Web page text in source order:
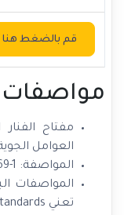
قم بالضغط هنا
مواصفات
العوامل الجوية, 20 أمبير, مفتاح ثنائي, تركيب
المواصفة: BS EN 60669-1
تعني British Standards، أي المعايير البريطانية